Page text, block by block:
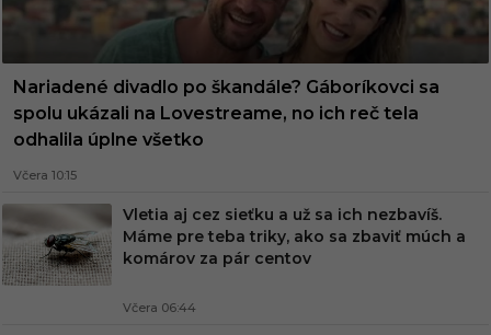
Nariadené divadlo po škandále? Gáboríkovci sa
spolu ukázali na Lovestreame, no ich reč tela
odhalila úplne všetko
Včera 10:15
Vletia aj cez sieťku a už sa ich nezbavíš.
Máme pre teba triky, ako sa zbaviť múch a
komárov za pár centov
Včera 06:44